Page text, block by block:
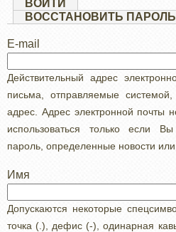
Главные
вкладки
ВОЙТИ
ВОССТАНОВИТЬ ПАРОЛЬ
E-mail
Действительный адрес
письма, отправляемые
адрес. Адрес электронной почты
использоваться только если
пароль, определенные новости
Имя
Допускаются некоторые
точка (.), дефис (-), одинарная